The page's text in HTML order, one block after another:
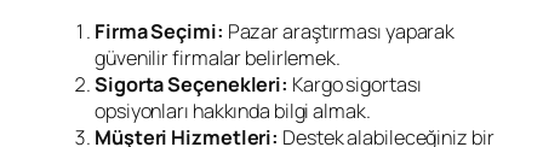
Firma Seçimi: Pazar araştırması yaparak
güvenilir firmalar belirlemek.
Sigorta Seçenekleri: Kargo sigortası
opsiyonları hakkında bilgi almak.
Müşteri Hizmetleri: Destek alabileceğiniz bir